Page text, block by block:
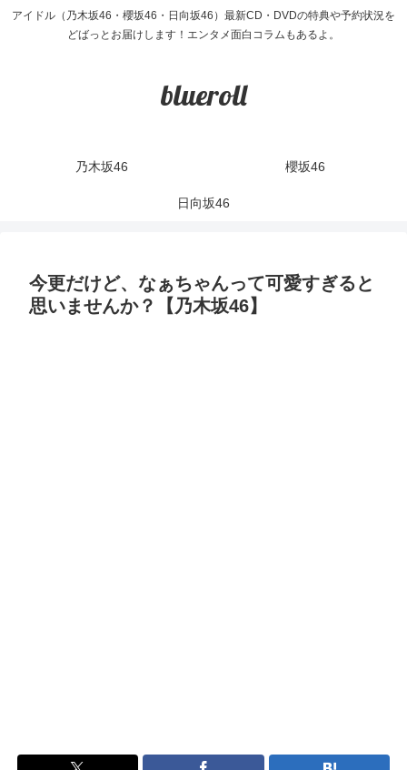
アイドル（乃木坂46・櫻坂46・日向坂46）最新CD・DVDの特典や予約状況を
どばっとお届けします！エンタメ面白コラムもあるよ。
blueroll
乃木坂46 櫻坂46
日向坂46
今更だけど、なぁちゃんって可愛すぎると
思いませんか？【乃木坂46】